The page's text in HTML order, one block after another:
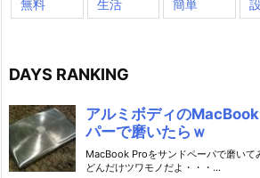
無料 生活 簡単
DAYS RANKING